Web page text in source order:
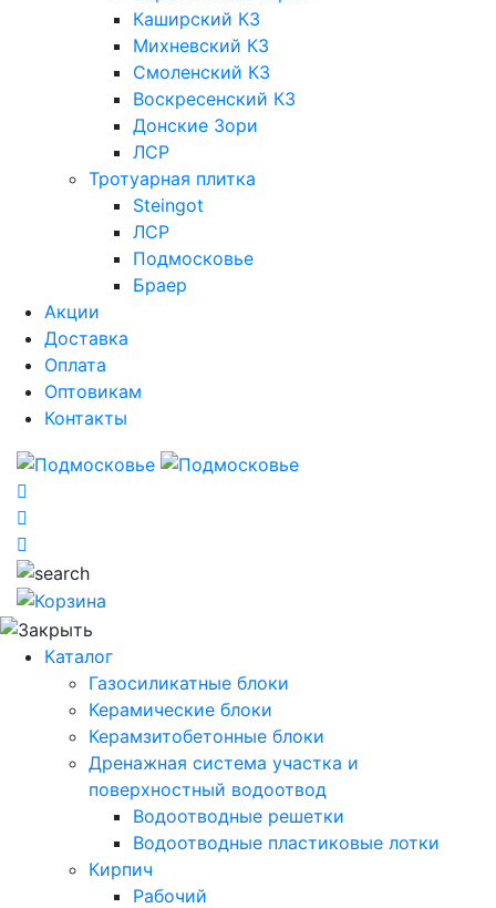
Каширский КЗ
Михневский КЗ
Смоленский КЗ
Воскресенский КЗ
Донские Зори
ЛСР
Тротуарная плитка
Steingot
ЛСР
Подмосковье
Браер
Акции
Доставка
Оплата
Оптовикам
Контакты
Каталог
Газосиликатные блоки
Керамические блоки
Керамзитобетонные блоки
Дренажная система участка и
поверхностный водоотвод
Водоотводные решетки
Водоотводные пластиковые лотки
Кирпич
Рабочий